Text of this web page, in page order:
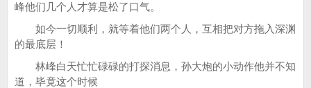
峰他们几个人才算是松了口气。
如今一切顺利，就等着他们两个人，互相把对方拖入深渊
的最底层！
林峰白天忙忙碌碌的打探消息，孙大炮的小动作他并不知
道，毕竟这个时候